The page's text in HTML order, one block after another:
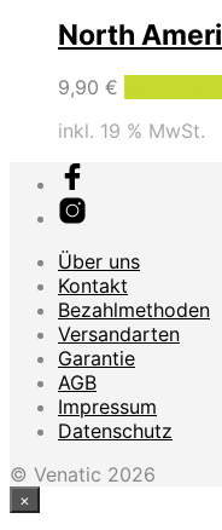
North
9,90 €
inkl. 19 % MwSt.
Über uns
Kontakt
Bezahlmethoden
Versandarten
Garantie
AGB
Impressum
Datenschutz
© Venatic 2026
×